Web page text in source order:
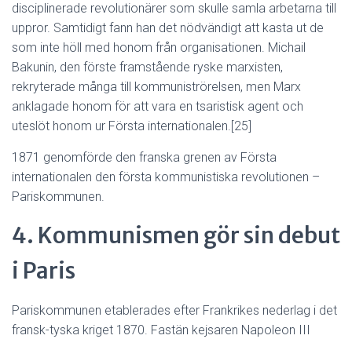
disciplinerade revolutionärer som skulle samla arbetarna till
uppror. Samtidigt fann han det nödvändigt att kasta ut de
som inte höll med honom från organisationen. Michail
Bakunin, den förste framstående ryske marxisten,
rekryterade många till kommuniströrelsen, men Marx
anklagade honom för att vara en tsaristisk agent och
uteslöt honom ur Första internationalen.[25]
1871 genomförde den franska grenen av Första
internationalen den första kommunistiska revolutionen –
Pariskommunen.
4. Kommunismen gör sin debut
i Paris
Pariskommunen etablerades efter Frankrikes nederlag i det
fransk-tyska kriget 1870. Fastän kejsaren Napoleon III